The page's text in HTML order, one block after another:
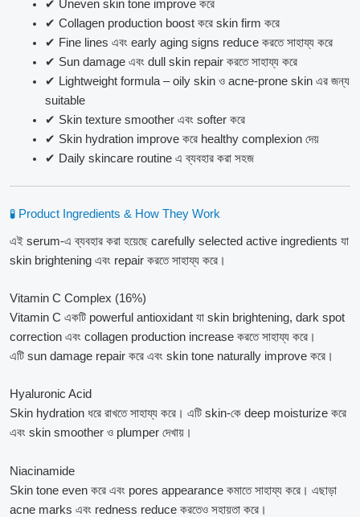
✔ Uneven skin tone improve করে
✔ Collagen production boost করে skin firm করে
✔ Fine lines এবং early aging signs reduce করতে সাহায্য করে
✔ Sun damage এবং dull skin repair করতে সাহায্য করে
✔ Lightweight formula – oily skin ও acne-prone skin এর জন্য
suitable
✔ Skin texture smoother এবং softer করে
✔ Skin hydration improve করে healthy complexion দেয়
✔ Daily skincare routine এ ব্যবহার করা সহজ
🧪 Product Ingredients & How They Work
এই serum-এ ব্যবহার করা হয়েছে carefully selected active ingredients যা
skin brightening এবং repair করতে সাহায্য করে।
Vitamin C Complex (16%)
Vitamin C একটি powerful antioxidant যা skin brightening, dark spot
correction এবং collagen production increase করতে সাহায্য করে।
এটি sun damage repair করে এবং skin tone naturally improve করে।
Hyaluronic Acid
Skin hydration ধরে রাখতে সাহায্য করে। এটি skin-কে deep moisturize করে
এবং skin smoother ও plumper দেখায়।
Niacinamide
Skin tone even করে এবং pores appearance কমাতে সাহায্য করে। এছাড়া
acne marks এবং redness reduce করতেও সহায়তা করে।